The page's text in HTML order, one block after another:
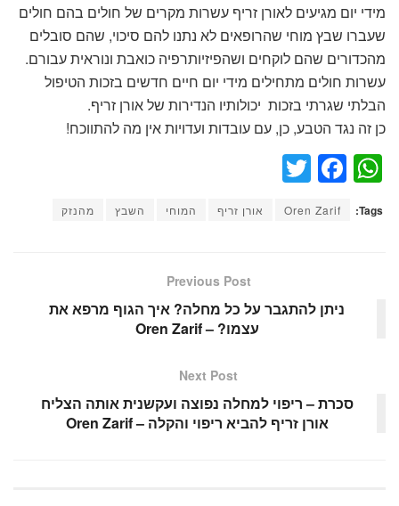
מידי יום מגיעים לאורן זריף עשרות מקרים של חולים בהם חולים
שעברו שבץ מוחי שהרופאים לא נתנו להם סיכוי, שהם סובלים
מהכדורים שהם לוקחים ושהפיזיותרפיה כואבת ונוראית עבורם.
עשרות חולים מתחילים מידי יום חיים חדשים בזכות הטיפול
הבלתי שגרתי בזכות יכולותיו הנדירות של אורן זריף.
כן זה נגד הטבע, כן, עם עובדות ועדויות אין מה להתווכח!
W
h
at
p
F
a
c
o
wi Tags:
Oren Zarif אורן זריף המוחי השבץ מהנזק
Previous Post
ניתן להתגבר על כל מחלה? איך הגוף מרפא את
עצמו? – Oren Zarif
Next Post
סכרת – ריפוי למחלה נפוצה ועקשנית אותה הצליח
אורן זריף להביא ריפוי והקלה – Oren Zarif